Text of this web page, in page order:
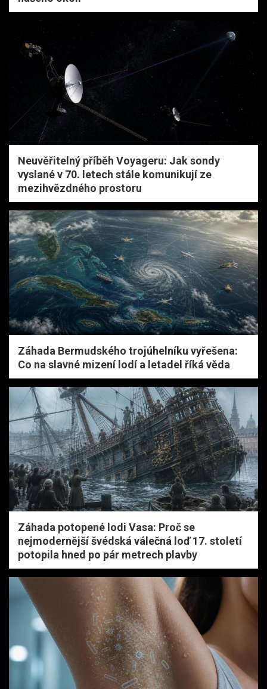
Neuvěřitelný příběh Voyageru: Jak sondy
vyslané v 70. letech stále komunikují ze
mezihvězdného prostoru
Záhada Bermudského trojúhelníku vyřešena:
Co na slavné mizení lodí a letadel říká věda
Záhada potopené lodi Vasa: Proč se
nejmodernější švédská válečná loď 17. století
potopila hned po pár metrech plavby